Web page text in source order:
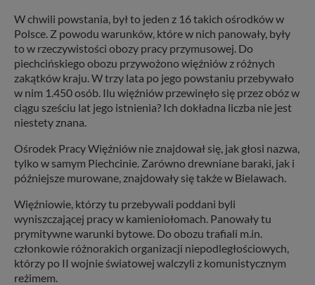
W chwili powstania, był to jeden z 16 takich ośrodków w
Polsce. Z powodu warunków, które w nich panowały, były
to w rzeczywistości obozy pracy przymusowej. Do
piechcińskiego obozu przywożono więźniów z różnych
zakątków kraju. W trzy lata po jego powstaniu przebywało
w nim 1.450 osób. Ilu więźniów przewinęło się przez obóz w
ciągu sześciu lat jego istnienia? Ich dokładna liczba nie jest
niestety znana.
Ośrodek Pracy Więźniów nie znajdował się, jak głosi nazwa,
tylko w samym Piechcinie. Zarówno drewniane baraki, jak i
późniejsze murowane, znajdowały się także w Bielawach.
Więźniowie, którzy tu przebywali poddani byli
wyniszczającej pracy w kamieniołomach. Panowały tu
prymitywne warunki bytowe. Do obozu trafiali m.in.
członkowie różnorakich organizacji niepodległościowych,
którzy po II wojnie światowej walczyli z komunistycznym
reżimem.